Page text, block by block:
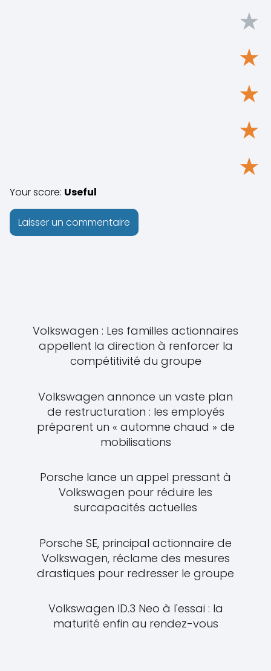
★
★
★
★
★
Your score: Useful
Volkswagen : Les familles actionnaires
appellent la direction à renforcer la
compétitivité du groupe
Volkswagen annonce un vaste plan
de restructuration : les employés
préparent un « automne chaud » de
mobilisations
Porsche lance un appel pressant à
Volkswagen pour réduire les
surcapacités actuelles
Porsche SE, principal actionnaire de
Volkswagen, réclame des mesures
drastiques pour redresser le groupe
Volkswagen ID.3 Neo à l'essai : la
maturité enfin au rendez-vous